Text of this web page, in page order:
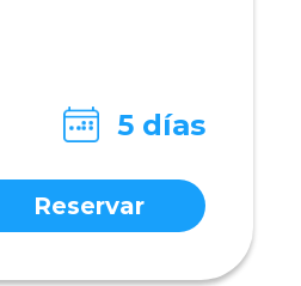
5 días
Reservar